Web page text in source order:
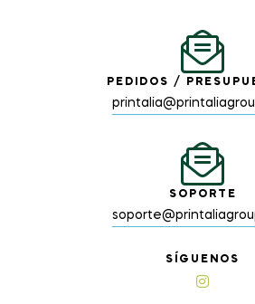
PEDIDOS /
SOPORTE
SÍGUENOS